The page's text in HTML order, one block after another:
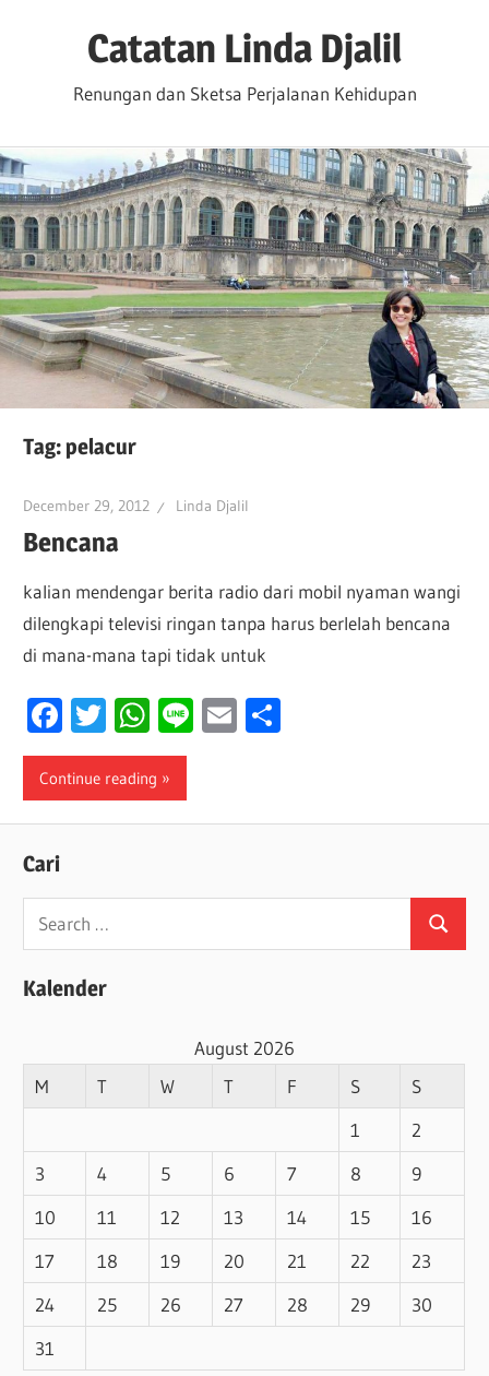
Catatan Linda Djalil
Renungan dan Sketsa Perjalanan Kehidupan
Tag:pelacur
December 29, 2012 Linda Djalil
Bencana
kalian mendengar berita radio dari mobil nyaman wangi
dilengkapi televisi ringan tanpa harus berlelah bencana
di mana-mana tapi tidak untuk
Facebook
Twitter
WhatsApp
LineEmail
Continue reading
Cari
Search
for:
Search
Kalender
August 2026
M
T W T F S
S
1
2
3
4 5 6 7 8
9
10
11 12 13 14 15
16
17
18 19 20 21 22
23
24
25 26 27 28 29
30
31